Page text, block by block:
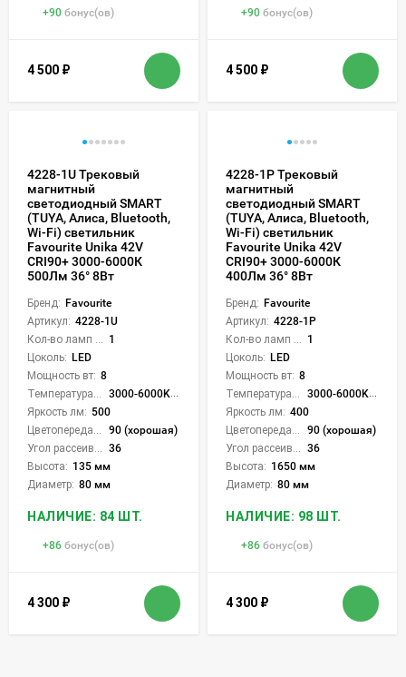
+90 бонус(ов)
4 500 ₽
+90 бонус(ов)
4 500 ₽
4228-1U Трековый
магнитный
светодиодный SMART
(TUYA, Алиса, Bluetooth,
Wi-Fi) светильник
Favourite Unika 42V
CRI90+ 3000-6000К
500Лм 36° 8Вт
Бренд: Favourite
Артикул: 4228-1U
1
Цоколь: LED
Мощность вт: 8
3000-6000K (плавная рег.)
Яркость лм: 500
90 (хорошая)
36
Высота: 135 мм
Диаметр: 80 мм
НАЛИЧИЕ: 84 ШТ.
+86 бонус(ов)
4 300 ₽
4228-1P Трековый
магнитный
светодиодный SMART
(TUYA, Алиса, Bluetooth,
Wi-Fi) светильник
Favourite Unika 42V
CRI90+ 3000-6000К
400Лм 36° 8Вт
Бренд: Favourite
Артикул: 4228-1P
1
Цоколь: LED
Мощность вт: 8
3000-6000K (плавная рег.)
Яркость лм: 400
90 (хорошая)
36
Высота: 1650 мм
Диаметр: 80 мм
НАЛИЧИЕ: 98 ШТ.
+86 бонус(ов)
4 300 ₽